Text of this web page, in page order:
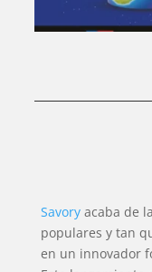
Savory acaba de
populares y tan
en un innovador